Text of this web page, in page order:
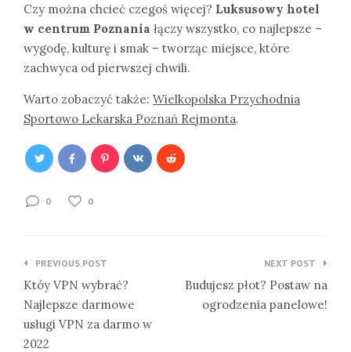
Czy można chcieć czegoś więcej? Luksusowy hotel
w centrum Poznania łączy wszystko, co najlepsze –
wygodę, kulturę i smak – tworząc miejsce, które
zachwyca od pierwszej chwili.
Warto zobaczyć także: Wielkopolska Przychodnia
Sportowo Lekarska Poznań Rejmonta.
0 0
Nawigacja
wpisu
PREVIOUS POST
Któy VPN wybrać?
Najlepsze darmowe
usługi VPN za darmo w
2022
NEXT POST
Budujesz płot? Postaw na
ogrodzenia panelowe!